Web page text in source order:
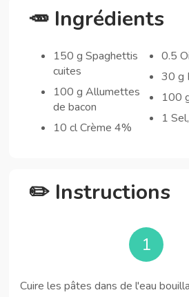
🥕 Ingrédients
150 g Spaghettis
cuites
100 g Allumettes
de bacon
10 cl Crème 4%
1
✏️ Instructions
1
Cuire les pâtes dans de l'eau